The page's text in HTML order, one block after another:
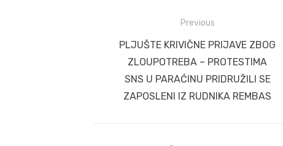
navigation
Previous
Previous
post:
PLJUŠTE KRIVIČNE PRIJAVE ZBOG
ZLOUPOTREBA – PROTESTIMA
SNS U PARAĆINU PRIDRUŽILI SE
ZAPOSLENI IZ RUDNIKA REMBAS